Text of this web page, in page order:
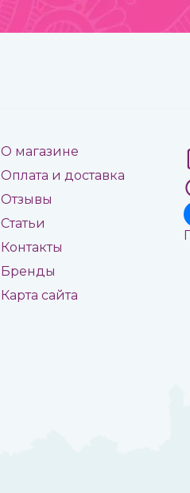
О магазине
Оплата и доставка
Отзывы
Статьи
Контакты
Бренды
Карта сайта